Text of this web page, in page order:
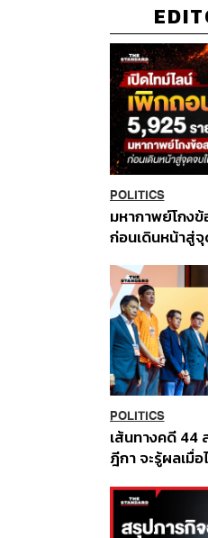
POLITICS
มหากาพย์โกง
ก่อนเดินหน้าสู่
POLITICS
เส้นทางคดี 44
ฎีกา จะรู้ผลเมื่อ